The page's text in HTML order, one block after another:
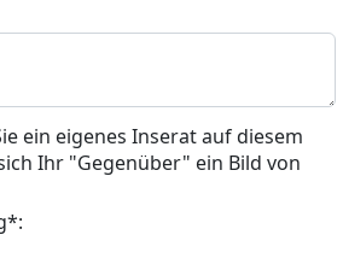
ein eigenes Inserat auf diesem
Ihr "Gegenüber" ein Bild von